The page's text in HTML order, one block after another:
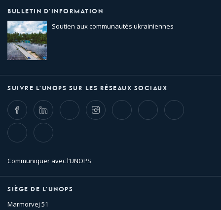
BULLETIN D’INFORMATION
Soutien aux communautés ukrainiennes
SUIVRE L’UNOPS SUR LES RÉSEAUX SOCIAUX
FacebookLinkedIn Twitter InstagramWhatsappBluesky Threads
TikTok Flickr
Communiquer avec l’UNOPS
SIÈGE DE L’UNOPS
Marmorvej 51